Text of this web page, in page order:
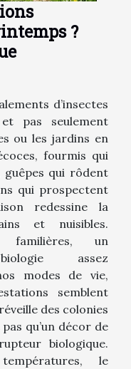
?
d’insectes
et pas seulement
ou les jardins en
fourmis qui
guêpes qui rôdent
qui prospectent
redessine la
et nuisibles.
familières, un
assez
modes de vie,
semblent
des colonies
qu’un décor de
biologique.
le